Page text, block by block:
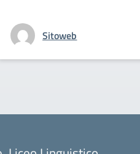
Sitoweb